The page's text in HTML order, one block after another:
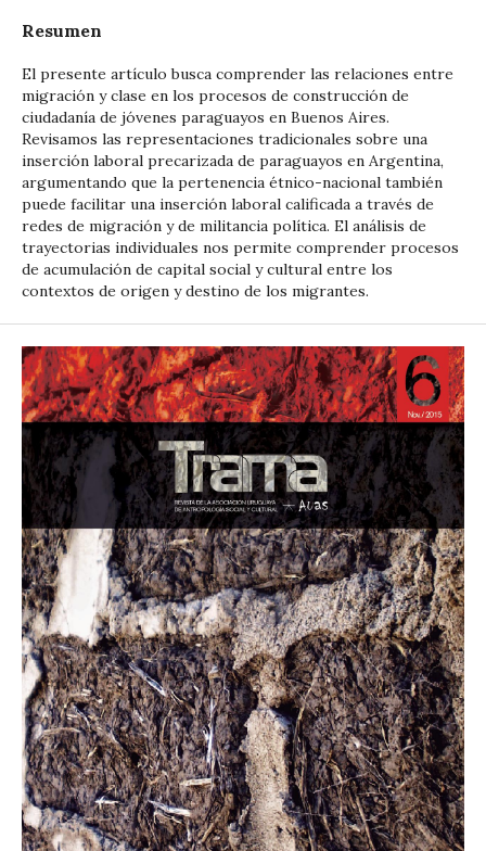
Resumen
El presente artículo busca comprender las relaciones entre
migración y clase en los procesos de construcción de
ciudadanía de jóvenes paraguayos en Buenos Aires.
Revisamos las representaciones tradicionales sobre una
inserción laboral precarizada de paraguayos en Argentina,
argumentando que la pertenencia étnico-nacional también
puede facilitar una inserción laboral calificada a través de
redes de migración y de militancia política. El análisis de
trayectorias individuales nos permite comprender procesos
de acumulación de capital social y cultural entre los
contextos de origen y destino de los migrantes.